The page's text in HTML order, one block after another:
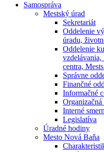
Samospráva
Mestský úrad
Sekretariát
Oddelenie
úradu,
Oddelenie
centra,
Správne
Finančné
Informačné
Organizačná
Interné
Legislatíva
Úradné hodiny
Mesto Nová Baňa